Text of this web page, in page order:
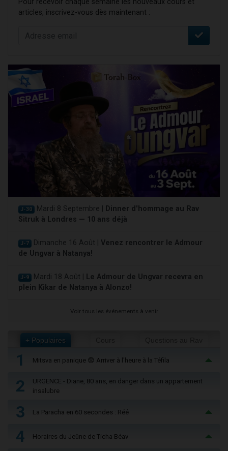
Pour recevoir chaque semaine les nouveaux cours et
articles, inscrivez-vous dès maintenant :
J-30 Mardi 8 Septembre |
Dinner d'hommage au Rav
Sitruk à Londres — 10 ans déjà
J-7 Dimanche 16 Août | Venez rencontrer le Admour
de Ungvar à Natanya!
J-9 Mardi 18 Août |
Le Admour de Ungvar recevra en
plein Kikar de Natanya à Alonzo!
Voir tous les événements à venir
+ Populaires
1 Mitsva en panique 😨 Arriver à l'heure à la Téfila
2
URGENCE - Diane, 80 ans, en danger dans un appartement
insalubre
3 La Paracha en 60 secondes : Réé
4 Horaires du Jeûne de Ticha Béav